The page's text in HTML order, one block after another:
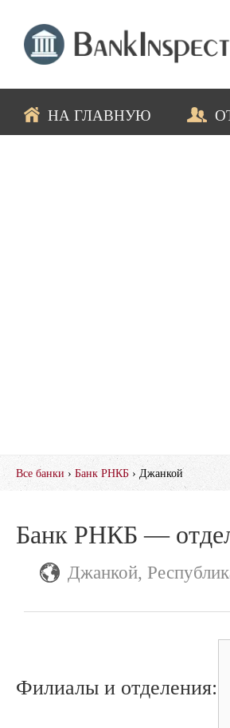
НА ГЛАВНУЮ
Все банки › Банк РНКБ › Джанкой
Банк РНКБ —
Джанкой,
Филиалы и отделения: